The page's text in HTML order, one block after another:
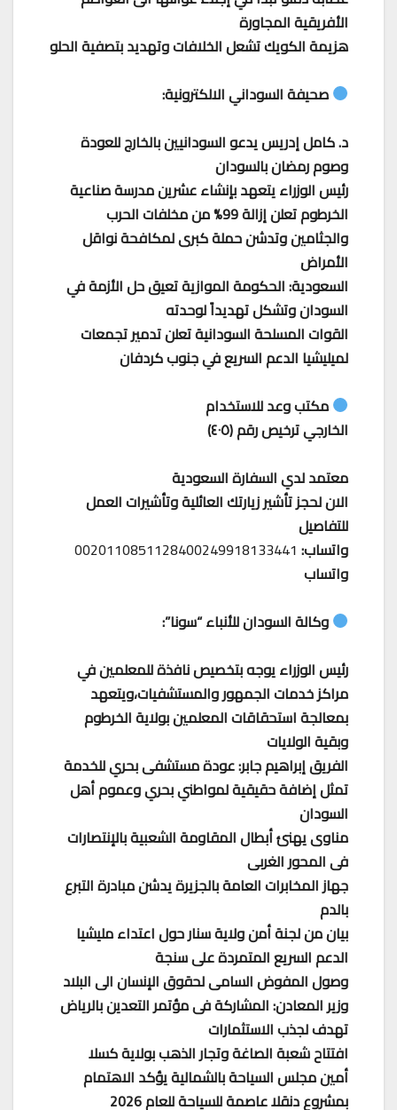
الأفريقية المجاورة
هزيمة الكويك تشعل الخلافات وتهديد بتصفية الحلو
صحيفة السوداني الالكترونية:
د. كامل إدريس يدعو السودانيين بالخارج للعودة
وصوم رمضان بالسودان
رئيس الوزراء يتعهد بإنشاء عشرين مدرسة صناعية
الخرطوم تعلن إزالة 99% من مخلفات الحرب
والجثامين وتدشن حملة كبرى لمكافحة نواقل
الأمراض
السعودية: الحكومة الموازية تعيق حل الأزمة في
السودان وتشكل تهديداً لوحدته
القوات المسلحة السودانية تعلن تدمير تجمعات
لميليشيا الدعم السريع في جنوب كردفان
مكتب وعد للاستخدام
الخارجي ترخيص رقم (٤٠٥)
معتمد لدي السفارة السعودية
الان لحجز تأشير زيارتك العائلية وتأشيرات العمل
للتفاصيل
واتساب: 0020110851128400249918133441
واتساب
وكالة السودان للأنباء “سونا”:
رئيس الوزراء يوجه بتخصيص نافذة للمعلمين في
مراكز خدمات الجمهور والمستشفيات،ويتعهد
بمعالجة استحقاقات المعلمين بولاية الخرطوم
وبقية الولايات
الفريق إبراهيم جابر: عودة مستشفى بحري للخدمة
تمثل إضافة حقيقية لمواطني بحري وعموم أهل
السودان
مناوى يهنئ أبطال المقاومة الشعبية بالإنتصارات
فى المحور الغربى
جهاز المخابرات العامة بالجزيرة يدشن مبادرة التبرع
بالدم
بيان من لجنة أمن ولاية سنار حول اعتداء مليشيا
الدعم السريع المتمردة على سنجة
وصول المفوض السامى لحقوق الإنسان الى البلاد
وزير المعادن: المشاركة فى مؤتمر التعدين بالرياض
تهدف لجذب الاستثمارات
افتتاح شعبة الصاغة وتجار الذهب بولاية كسلا
أمين مجلس السياحة بالشمالية يؤكد الاهتمام
بمشروع دنقلا عاصمة للسياحة للعام 2026